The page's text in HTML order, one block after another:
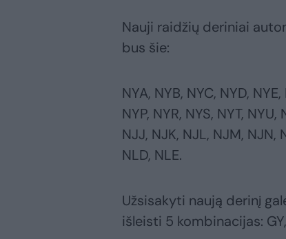
Nauji raidžių deriniai
bus šie:
NYA, NYB, NYC, NYD,
NYP, NYR, NYS, NYT,
NJJ, NJK, NJL, NJM, NJN,
NLD, NLE.
Užsisakyti naują derinį
išleisti 5 kombinacijas: